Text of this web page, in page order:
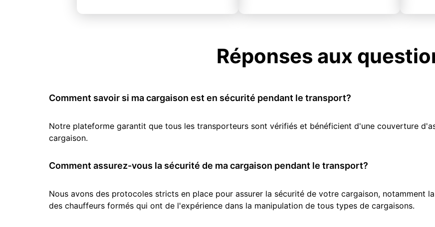
Réponses aux
Comment savoir si ma cargaison est en sécurité pendant le transport?
Notre plateforme garantit que tous les transporteurs sont vérifiés et bénéficient d'une couverture
cargaison.
Comment assurez-vous la sécurité de ma cargaison pendant le transport?
Nous avons des protocoles stricts en place pour assurer la sécurité de votre cargaison, notamment
des chauffeurs formés qui ont de l'expérience dans la manipulation de tous types de cargaisons.